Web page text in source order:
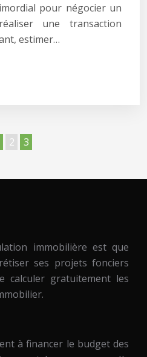
pour négocier un
une transaction
estimer…
2 3
immobilière est que
ses projets fonciers
calculer gratuitement les
à financer le budget des